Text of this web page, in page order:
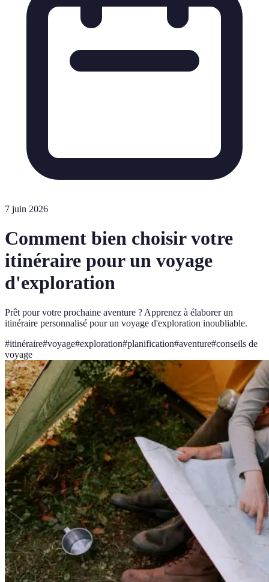
7 juin 2026
Comment bien choisir votre
itinéraire pour un voyage
d'exploration
Prêt pour votre prochaine aventure ? Apprenez à élaborer un
itinéraire personnalisé pour un voyage d'exploration inoubliable.
#itinéraire#voyage#exploration#planification#aventure#conseils de
voyage